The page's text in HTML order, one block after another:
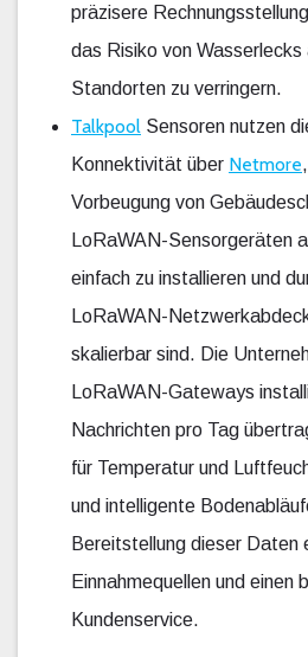
präzisere
das Risiko von Wasserlecks
Standorten zu verringern.
Talkpool Sensoren nutzen
Konnektivität über Netmore
Vorbeugung von
LoRaWAN-Sensorgeräten
einfach zu installieren und
LoRaWAN-
skalierbar sind. Die
LoRaWAN-Gateways
Nachrichten pro Tag
für Temperatur und
und intelligente
Bereitstellung dieser Daten
Einnahmequellen und einen
Kundenservice.